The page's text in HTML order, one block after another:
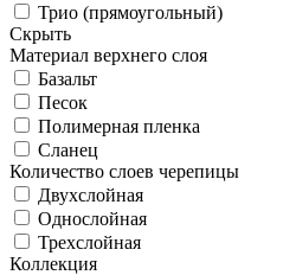
Трио (прямоугольный)
Скрыть
Материал верхнего слоя
Базальт
Песок
Полимерная пленка
Сланец
Количество слоев черепицы
Двухслойная
Однослойная
Трехслойная
Коллекция